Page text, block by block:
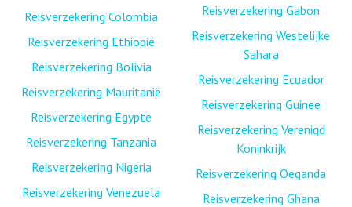
Reisverzekering Colombia
Reisverzekering Ethiopië
Reisverzekering Bolivia
Reisverzekering Mauritanië
Reisverzekering Egypte
Reisverzekering Tanzania
Reisverzekering Nigeria
Reisverzekering Venezuela
Reisverzekering Gabon
Reisverzekering Westelijke
Sahara
Reisverzekering Ecuador
Reisverzekering Guinee
Reisverzekering Verenigd
Koninkrijk
Reisverzekering Oeganda
Reisverzekering Ghana